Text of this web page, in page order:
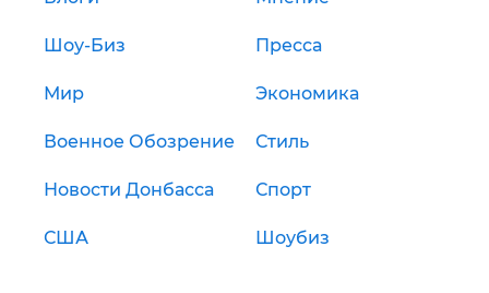
Шоу-Биз Пресса
Мир Экономика
Военное Обозрение Стиль
Новости Донбасса Спорт
США Шоубиз